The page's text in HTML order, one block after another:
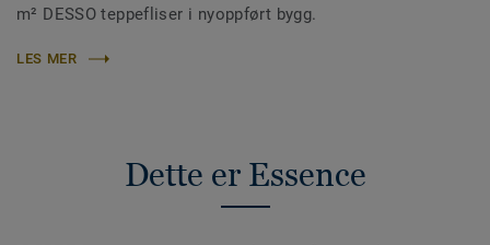
m² DESSO teppefliser i nyoppført bygg.
LES MER
Dette er Essence